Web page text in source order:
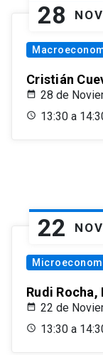
28 NOV
Cristián
28 de
13:30 a
22 NOV
Rudi Rocha,
22 de
13:30 a